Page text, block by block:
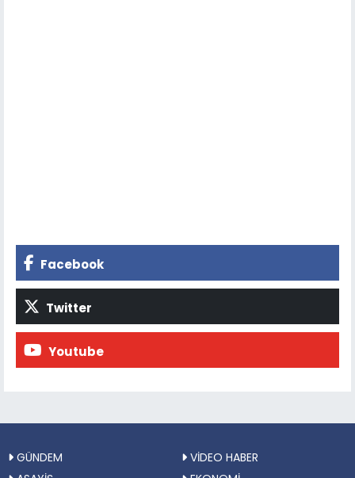
Facebook
Twitter
Youtube
GÜNDEM
VİDEO HABER